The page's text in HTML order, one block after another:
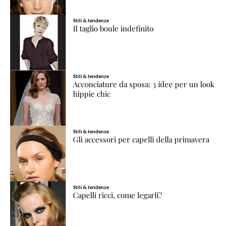
Stili & tendenze
Il taglio boule indefinito
Stili & tendenze
Acconciature da sposa: 3 idee per un look
hippie chic
Stili & tendenze
Gli accessori per capelli della primavera
Stili & tendenze
Capelli ricci, come legarli?